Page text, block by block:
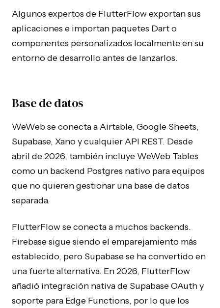
Algunos expertos de FlutterFlow exportan sus
aplicaciones e importan paquetes Dart o
componentes personalizados localmente en su
entorno de desarrollo antes de lanzarlos.
Base de datos
WeWeb se conecta a Airtable, Google Sheets,
Supabase, Xano y cualquier API REST. Desde
abril de 2026, también incluye WeWeb Tables
como un backend Postgres nativo para equipos
que no quieren gestionar una base de datos
separada.
FlutterFlow se conecta a muchos backends.
Firebase sigue siendo el emparejamiento más
establecido, pero Supabase se ha convertido en
una fuerte alternativa. En 2026, FlutterFlow
añadió integración nativa de Supabase OAuth y
soporte para Edge Functions, por lo que los